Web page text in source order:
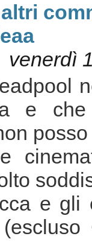
altri
venerdì
e
e gli